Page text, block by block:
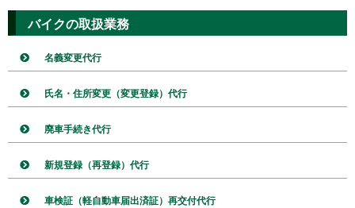
バイクの取扱業務
名義変更代行
氏名・住所変更（変更登録）代行
廃車手続き代行
新規登録（再登録）代行
車検証（軽自動車届出済証）再交付代行